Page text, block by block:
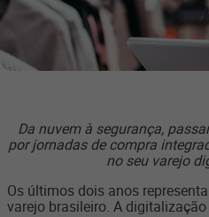
Da nuvem à segurança,
por jornadas de compra
no seu varejo
Os últimos dois anos
varejo brasileiro. A